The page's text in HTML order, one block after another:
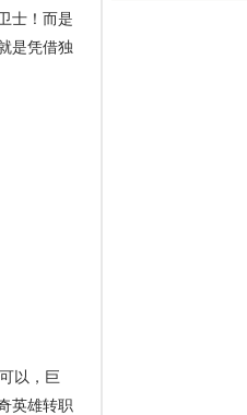
士！而是
是凭借独
以，巨
英雄转职